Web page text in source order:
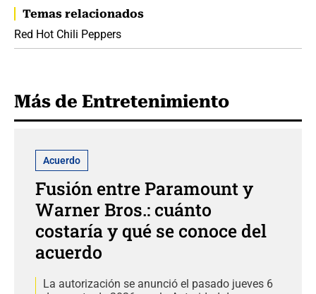
Temas relacionados
Red Hot Chili Peppers
Más de Entretenimiento
Acuerdo
Fusión entre Paramount y
Warner Bros.: cuánto
costaría y qué se conoce del
acuerdo
La autorización se anunció el pasado jueves 6